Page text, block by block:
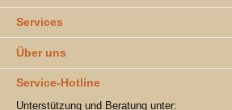
Services
Über uns
Service-Hotline
Unterstützung und Beratung unter: